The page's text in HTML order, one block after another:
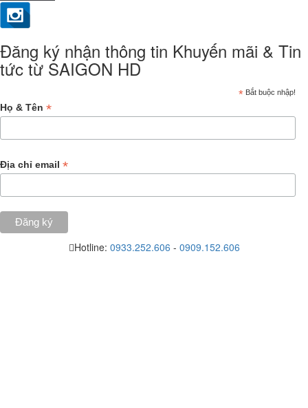
Đăng ký nhận thông tin Khuyến mãi & Tin
tức từ SAIGON HD
* Bắt buộc nhập!
Họ & Tên *
Địa chỉ email *
Hotline: 0933.252.606 - 0909.152.606